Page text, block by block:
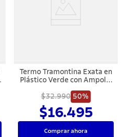
Termo Tramontina Exata en
Plástico Verde con Ampolla
$32.990 50%
$16.495
Comprar ahora